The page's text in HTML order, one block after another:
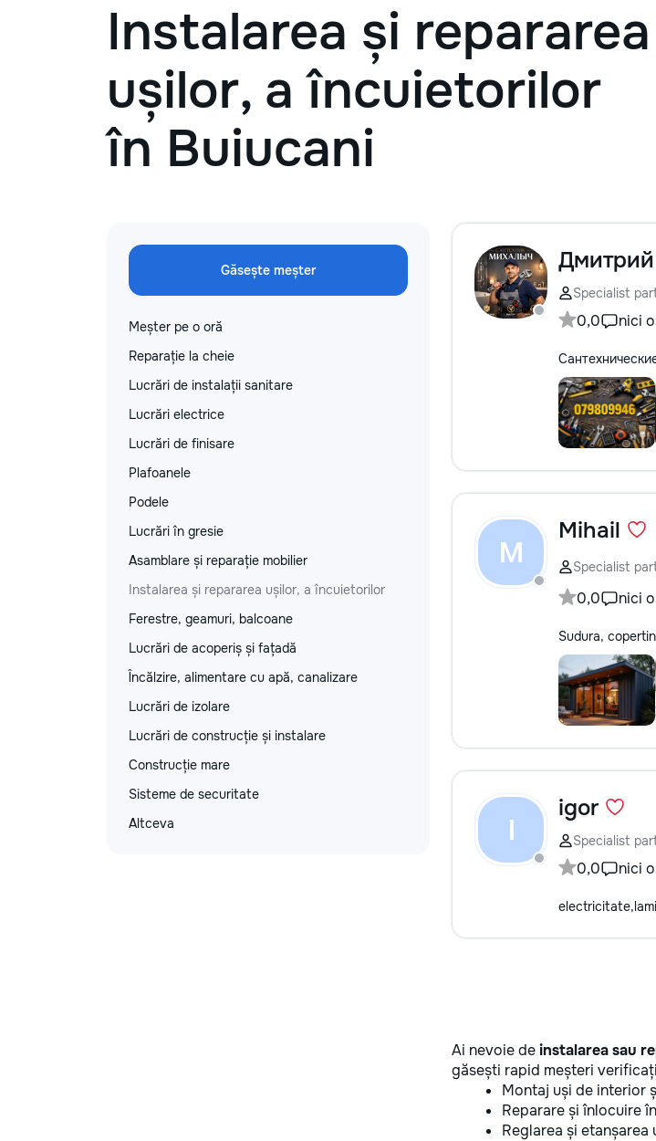
русскому языку, румынскому языку,
биологии, химии, географии и
другим дисциплинам. Обучение
проходит онлайн на интерактивной
платформе с использованием
группы ✔ Подготовка к экзаменам
и поступлению ✔ Помощь по
школьной программе ✔ Обучение
взрослых ✔ Бесплатный пробный
Instalarea și repararea
ușilor, a încuietorilor
în Buiucani
Găsește meșter
Meșter pe o oră
Reparație la cheie
Lucrări de instalații sanitare
Lucrări electrice
Lucrări de finisare
Plafoanele
Podele
Lucrări în gresie
Asamblare și reparație mobilier
Instalarea și repararea ușilor, a încuietorilor
Ferestre, geamuri, balcoane
Lucrări de acoperiș și fațadă
Încălzire, alimentare cu apă, canalizare
Lucrări de izolare
Lucrări de construcție și instalare
Construcție mare
Sisteme de securitate
Altceva
Дмитрий
Specialist
0,0 nici
M
Mihail
Specialist
0,0 nici
Sudura,
I
igor
Specialist
0,0 nici
Ai nevoie deinstalarea sau
găsești rapid meșteri
Montaj uși de interior
Reparare și înlocuire
Reglarea și etanșarea